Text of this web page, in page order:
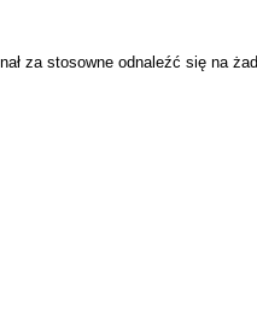
za stosowne odnaleźć się na